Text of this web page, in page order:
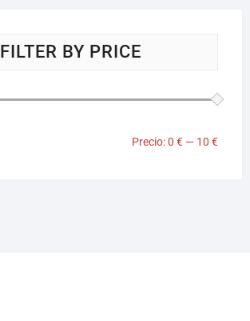
FILTER BY PRICE
Precio:0 € — 10 €